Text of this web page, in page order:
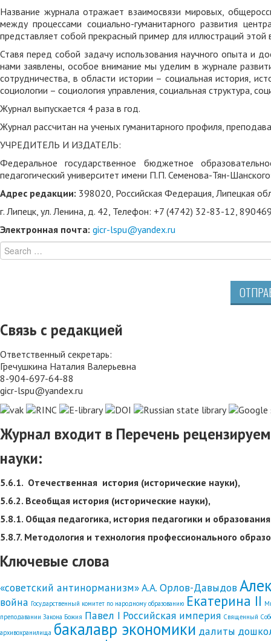
Название журнала отражает взаимосвязи мировых,
между процессами социально-гуманитарного развития
представляет собой прекрасный пример для иллюстраций этой
Ставя перед собой задачу использования научного опыта и
нами заявлены, особое внимание мы уделим в журнале
сотрудничества, в области истории – социальная история,
социологии – социология управления, социальная структура,
Журнал выпускается 4 раза в год.
Журнал рассчитан на ученых гуманитарного профиля,
УЧРЕДИТЕЛЬ И ИЗДАТЕЛЬ:
Федеральное государственное бюджетное
педагогический университет имени П.П. Семенова-Тян-
Адрес редакции: 398020, Российская Федерация, Липецкая
г. Липецк, ул. Ленина, д. 42, Телефон: +7 (4742) 32-83-12,
Электронная почта: gicr-lspu@yandex.ru
Связь с редакцией
Ответственный секретарь:
Гречушкина Наталия Валерьевна
8-904-697-64-88
gicr-lspu@yandex.ru
Журнал входит в Перечень
науки:
5.6.1. Отечественная история (исторические науки),
5.6.2. Всеобщая история (исторические науки),
5.8.1. Общая педагогика, история педагогики и
5.8.7. Методология и технология профессионального
Ключевые слова
«советский антинорманизм»А.А. Орлов-Давыдов
война Государственный комитет по народному образованию Екатерина II
преподавании Закона Божия Павел I Российская империя Священный
архивохранилища бакалавр экономики далиты